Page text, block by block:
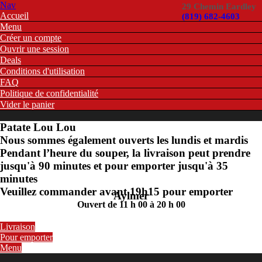
Nav
29 Chemin Eardley
(819) 682-4603
Accueil
Menu
Créer un compte
Ouvrir une session
Deals
Conditions d'utilisation
FAQ
Politique de confidentialité
Vider le panier
Patate Lou Lou
Nous sommes également ouverts les lundis et mardis
Pendant l’heure du souper, la livraison peut prendre
jusqu'à 90 minutes et pour emporter jusqu'à 35
minutes
Veuillez commander avant 19h15 pour emporter
Aylmer
Ouvert de 11 h 00 à 20 h 00
Livraison
Pour emporter
Menu